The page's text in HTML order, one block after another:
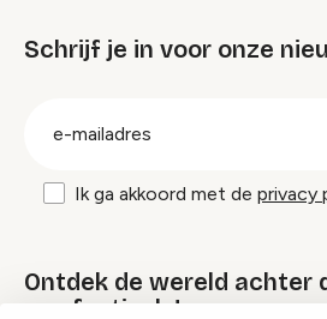
Schrijf je in voor onze
Ik ga akkoord met de privacy
Ontdek de wereld achter
van festivals!